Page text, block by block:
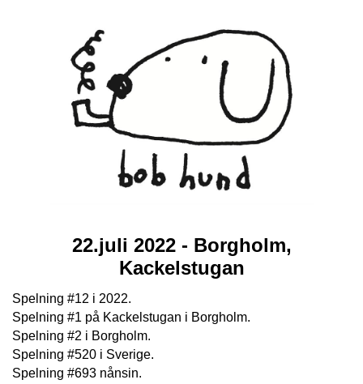
22.juli 2022 - Borgholm,
Kackelstugan
Spelning #12 i 2022.
Spelning #1 på Kackelstugan i Borgholm.
Spelning #2 i Borgholm.
Spelning #520 i Sverige.
Spelning #693 nånsin.